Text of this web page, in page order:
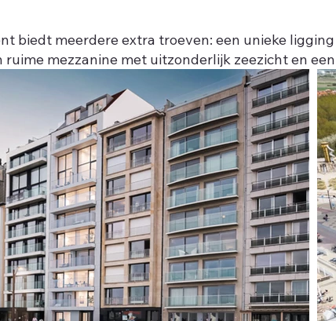
biedt meerdere extra troeven: een unieke
ruime mezzanine met uitzonderlijk zeezicht en